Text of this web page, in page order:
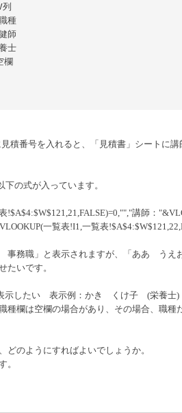
列
種
師
士
欄
見積番号を入れると、「見積書」シートに
の式が入っています。
!$A$4:$W$121,21,FALSE)=0,"","講師：
一覧表!I1,一覧表
務職」と表示されますが、「ああ うえ
たいです。
表示したい 表示例：かき くけ子 (栄養士)
種欄は空欄の場合があり、その場合、職
どのようにすればよいでしょうか。
。